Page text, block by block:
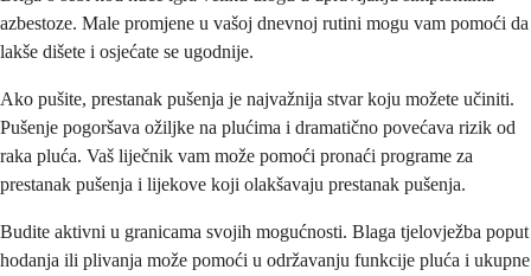
azbestoze. Male promjene u vašoj dnevnoj rutini mogu vam pomoći da
lakše dišete i osjećate se ugodnije.
Ako pušite, prestanak pušenja je najvažnija stvar koju možete učiniti.
Pušenje pogoršava ožiljke na plućima i dramatično povećava rizik od
raka pluća. Vaš liječnik vam može pomoći pronaći programe za
prestanak pušenja i lijekove koji olakšavaju prestanak pušenja.
Budite aktivni u granicama svojih mogućnosti. Blaga tjelovježba poput
hodanja ili plivanja može pomoći u održavanju funkcije pluća i ukupne